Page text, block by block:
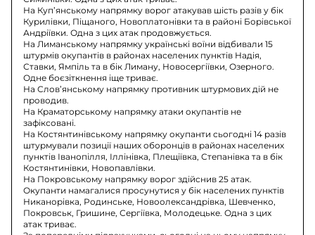
На Куп’янському напрямку ворог атакував шість разів у бік
Курилівки, Піщаного, Новоплатонівки та в районі Борівської
Андріївки. Одна з цих атак продовжується.
На Лиманському напрямку українські воїни відбивали 15
штурмів окупантів в районах населених пунктів Надія,
Ставки, Ямпіль та в бік Лиману, Новосергіївки, Озерного.
Одне боєзіткнення іще триває.
На Слов’янському напрямку противник штурмових дій не
проводив.
На Краматорському напрямку атаки окупантів не
зафіксовані.
На Костянтинівському напрямку окупанти сьогодні 14 разів
штурмували позиції наших оборонців в районах населених
пунктів Іванопілля, Іллінівка, Плещіївка, Степанівка та в бік
Костянтинівки, Новопавлівки.
На Покровському напрямку ворог здійснив 25 атак.
Окупанти намагалися просунутися у бік населених пунктів
Никанорівка, Родинське, Новоолександрівка, Шевченко,
Покровськ, Гришине, Сергіївка, Молодецьке. Одна з цих
атак триває.